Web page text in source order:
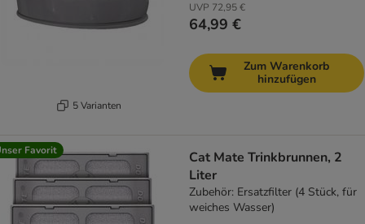
5 Varianten
UVP 72,95 €
64,99 €
Zum Warenkorb
hinzufügen
Favorit
Cat Mate Trinkbrunnen, 2
Liter
Zubehör: Ersatzfilter (4 Stück, für
weiches Wasser)